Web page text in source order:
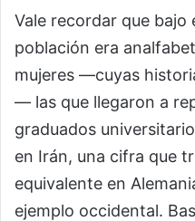
Vale recordar que bajo
población era
mujeres —cuyas
— las que llegaron a
graduados
en Irán, una cifra que
equivalente en
ejemplo occidental.